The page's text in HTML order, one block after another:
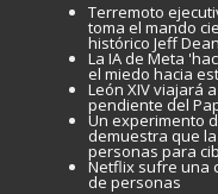
Terremoto
toma el mando
histórico Jeff Dean
La IA de Meta
el miedo hacia
León XIV viajará
pendiente del
Un experimento
demuestra que
personas para
Netflix sufre una
de personas